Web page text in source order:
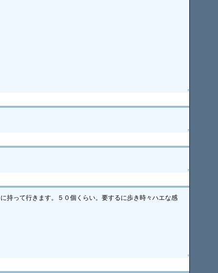
↑
↑
↑
持って行きます。５０個くらい。要するに歩き時々ハエな感
↑